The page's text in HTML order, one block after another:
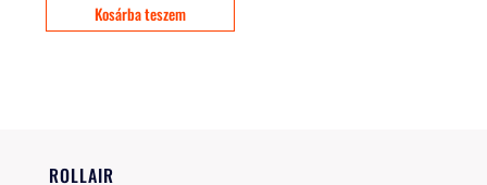
Kosárba teszem
ROLLAIR